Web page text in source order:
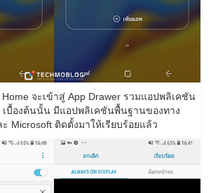
จะเข้าสู่ App Drawer รวมแอปพลิเคชัน
เบื้องต้นนั้น มีแอปพลิเคชันพื้นฐานของทาง
Microsoft ติดตั้งมาให้เรียบร้อยแล้ว